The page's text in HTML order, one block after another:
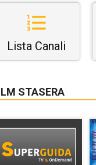
Lista Canali
STASERA